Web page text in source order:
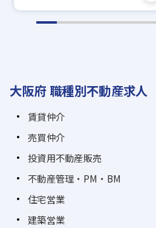
大阪府 職種別不動産求人
賃貸仲介
売買仲介
投資用不動産販売
不動産管理・PM・BM
住宅営業
建築営業